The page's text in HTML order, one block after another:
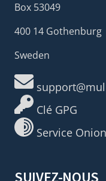
Box 53049
400 14 Gothenburg
Sweden
Clé GPG
Service Onion
SUIVEZ-NOUS